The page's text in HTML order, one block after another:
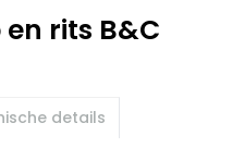
rits B&C
details